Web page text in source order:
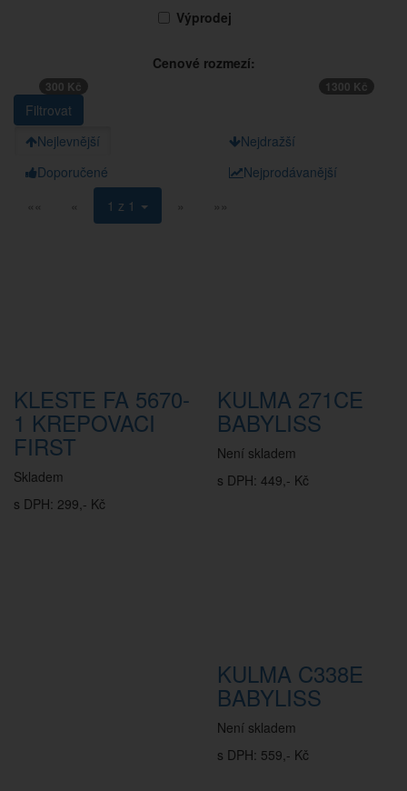
Výprodej
Cenové rozmezí:
300 Kč 1300 Kč
Nejlevnější
Nejdražší
Doporučené
Nejprodávanější
««
« 1 z 1 » »»
KLESTE FA 5670-
1 KREPOVACI
FIRST
Skladem
s DPH: 299,- Kč
KULMA 271CE
BABYLISS
Není skladem
s DPH: 449,- Kč
KULMA C338E
BABYLISS
Není skladem
s DPH: 559,- Kč